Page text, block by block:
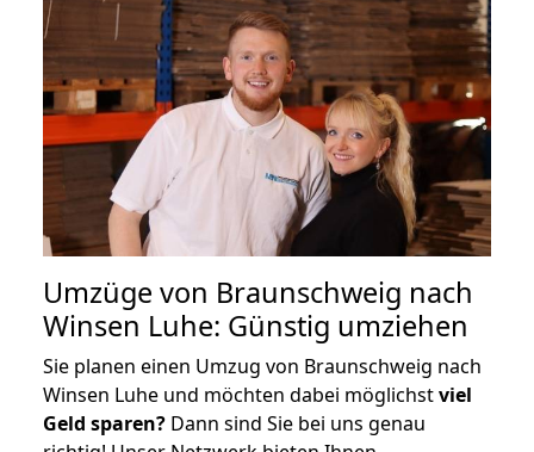
Umzüge von Braunschweig nach
Winsen Luhe: Günstig umziehen
Sie planen einen Umzug von Braunschweig nach
Winsen Luhe und möchten dabei möglichstviel
Geld sparen? Dann sind Sie bei uns genau